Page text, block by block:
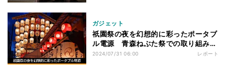
ガジェット
祇園祭の夜を幻想的に彩ったポータブ
ル電源 青森ねぶた祭での取り組みに
刺激
2024/07/31 06:00 レポート